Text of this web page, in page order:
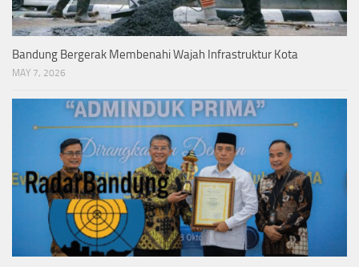
Bandung Bergerak Membenahi Wajah Infrastruktur Kota
MAY 7, 2026